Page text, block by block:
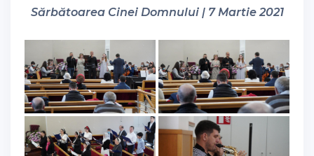
Sărbătoarea Cinei Domnului | 7 Martie 2021